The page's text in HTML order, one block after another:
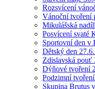
Rozsvícení
Vánoční tvoření
Mikulášská
Posvícení svaté
Sportovní den v
Dětský den
Zdislavská pouť
Dýňové tvoření
Podzimní
Skupina Brutus